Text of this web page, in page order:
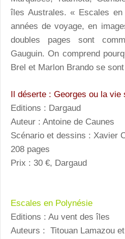
îles Australes. « Escales en
années de voyage, en
doubles pages sont
Gauguin. On comprend
Brel et Marlon Brando se
Il déserte : Georges ou la vie
Editions : Dargaud
Auteur : Antoine de Caunes
Scénario et dessins : Xavier
208 pages
Prix : 30 €, Dargaud
Escales en Polynésie
Editions : Au vent des îles
Auteurs : Titouan Lamazou